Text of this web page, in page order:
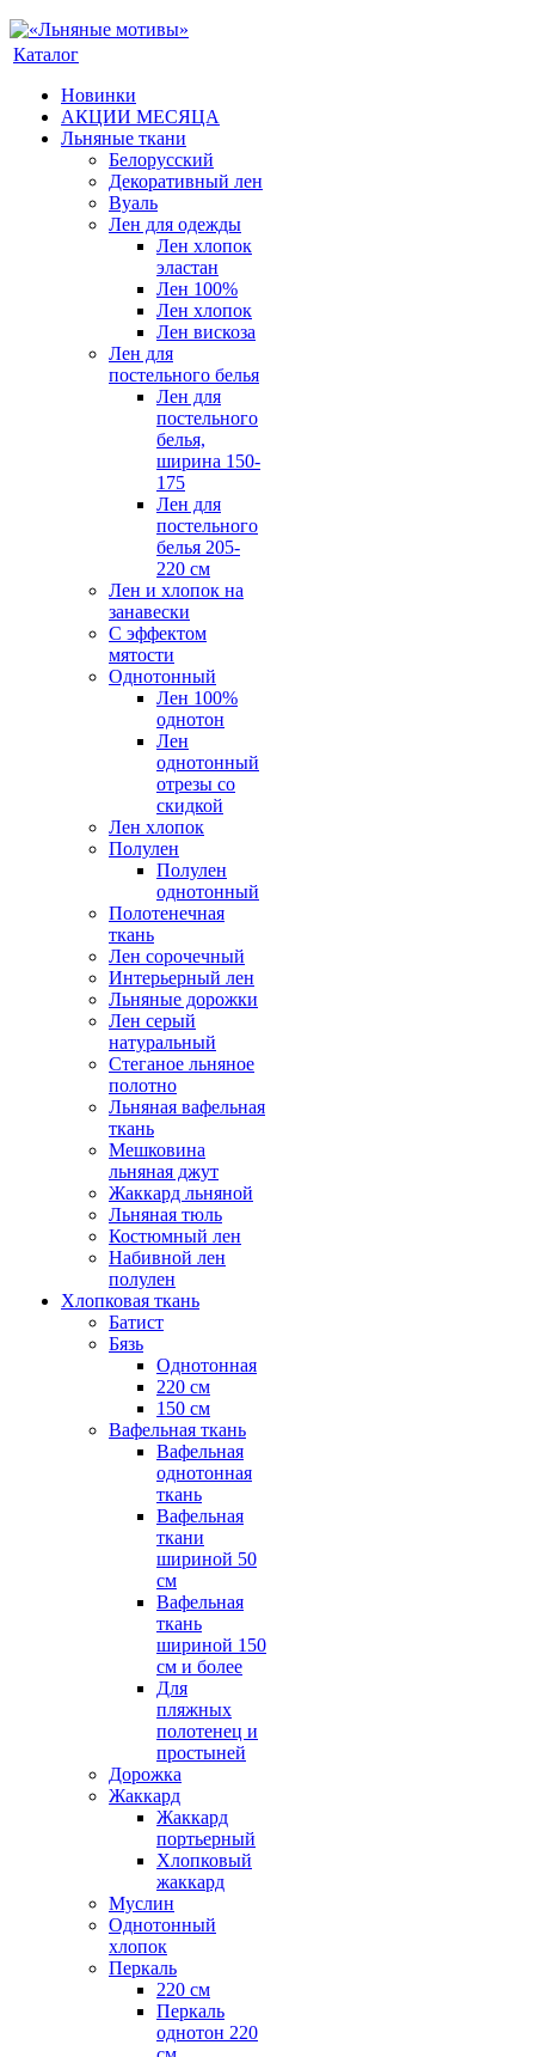
Каталог
Новинки
АКЦИИ МЕСЯЦА
Льняные ткани
Белорусский
Декоративный лен
Вуаль
Лен для одежды
Лен хлопок
эластан
Лен 100%
Лен хлопок
Лен вискоза
Лен для
постельного белья
Лен для
постельного
белья,
ширина 150-
175
Лен для
постельного
белья 205-
220 см
Лен и хлопок на
занавески
С эффектом
мятости
Однотонный
Лен 100%
однотон
Лен
однотонный
отрезы со
скидкой
Лен хлопок
Полулен
Полулен
однотонный
Полотенечная
ткань
Лен сорочечный
Интерьерный лен
Льняные дорожки
Лен серый
натуральный
Стеганое льняное
полотно
Льняная вафельная
ткань
Мешковина
льняная джут
Жаккард льняной
Льняная тюль
Костюмный лен
Набивной лен
полулен
Хлопковая ткань
Батист
Бязь
Однотонная
220 см
150 см
Вафельная ткань
Вафельная
однотонная
ткань
Вафельная
ткани
шириной 50
см
Вафельная
ткань
шириной 150
см и более
Для
пляжных
полотенец и
простыней
Дорожка
Жаккард
Жаккард
портьерный
Хлопковый
жаккард
Муслин
Однотонный
хлопок
Перкаль
220 см
Перкаль
однотон 220